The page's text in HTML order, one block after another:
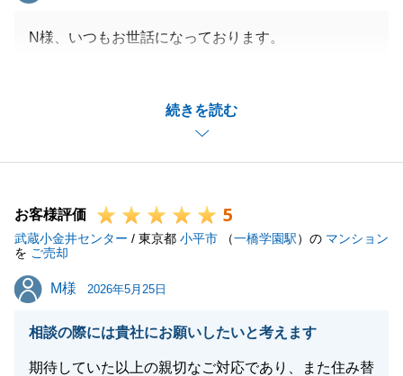
続きを読む
N様、いつもお世話になっております。
弊社の既存顧客のご条件がN様の不動産と一致してお
り、一般への販売をしない中、
ご納得頂く金額での売却が実現できたこと大変嬉しく
N様のご尽力にも感謝しております。
今後とも、お困りの事がございましたらお気軽にご相
談頂ければと思います。
何卒よろしくお願い致します。
閉じる
お客様評価 5
武蔵小金井センター / 東京都 小平市 （一橋学園駅）の マンション
を ご売却
M様
M様 2026年5月25日
相談の際には貴社にお願いしたいと考えます
期待していた以上の親切なご対応であり、また住み替